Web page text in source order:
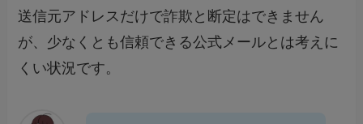
送信元アドレスだけで詐欺と断定はできません
が、少なくとも信頼できる公式メールとは考えに
くい状況です。